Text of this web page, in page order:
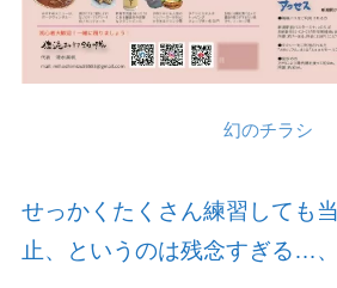
幻のチラシ
せっかくたくさん練習しても
止、というのは残念すぎる…、